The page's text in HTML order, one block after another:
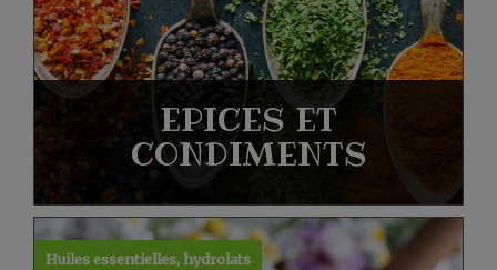
EPICES ET
CONDIMENTS
Huiles essentielles, hydrolats